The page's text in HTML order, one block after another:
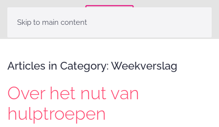
Skip to main content
Articles in Category: Weekverslag
Over het nut van
hulptroepen